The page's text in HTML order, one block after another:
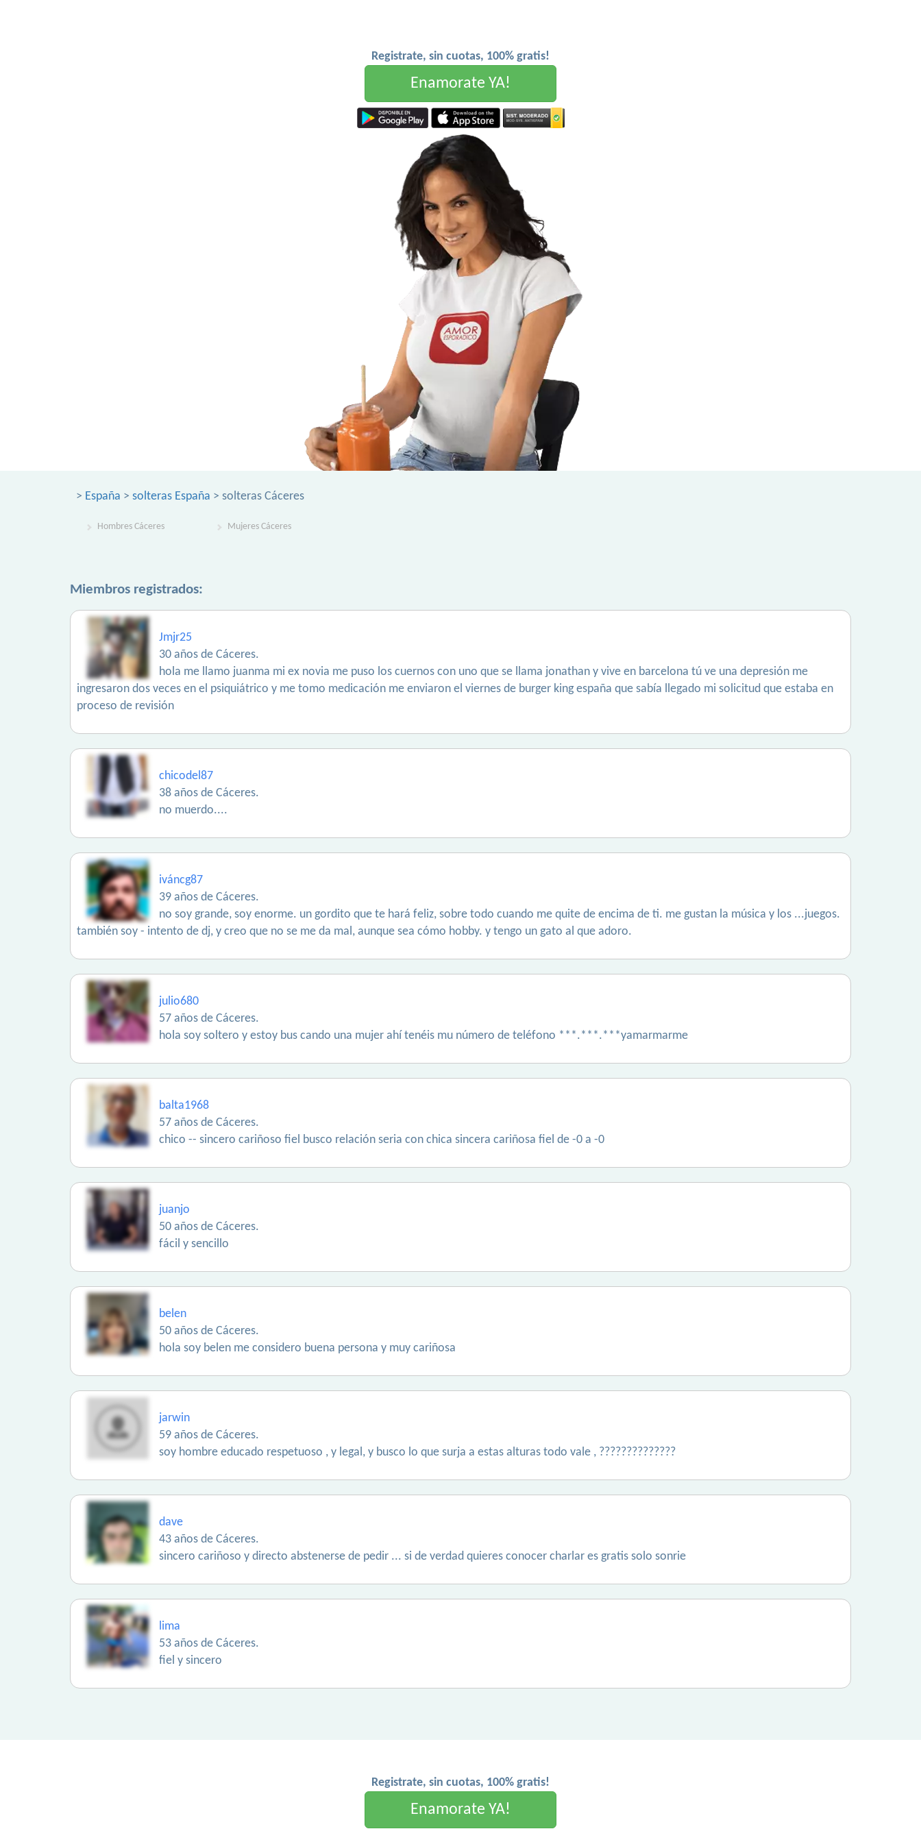
Registrate, sin cuotas, 100% gratis!
Enamorate YA!
> España > solteras España > solteras Cáceres
Hombres Cáceres Mujeres Cáceres
Miembros registrados:
Jmjr25
30 años de Cáceres.
hola me llamo juanma mi ex novia me puso los cuernos con uno que se llama jonathan y vive en barcelona tú ve una depresión me
ingresaron dos veces en el psiquiátrico y me tomo medicación me enviaron el viernes de burger king españa que sabía llegado mi solicitud que estaba en
proceso de revisión
chicodel87
38 años de Cáceres.
no muerdo....
iváncg87
39 años de Cáceres.
no soy grande, soy enorme. un gordito que te hará feliz, sobre todo cuando me quite de encima de ti. me gustan la música y los ...juegos.
también soy - intento de dj, y creo que no se me da mal, aunque sea cómo hobby. y tengo un gato al que adoro.
julio680
57 años de Cáceres.
hola soy soltero y estoy bus cando una mujer ahí tenéis mu número de teléfono ***.***.***yamarmarme
balta1968
57 años de Cáceres.
chico -- sincero cariñoso fiel busco relación seria con chica sincera cariñosa fiel de -0 a -0
juanjo
50 años de Cáceres.
fácil y sencillo
belen
50 años de Cáceres.
hola soy belen me considero buena persona y muy cariñosa
jarwin
59 años de Cáceres.
soy hombre educado respetuoso , y legal, y busco lo que surja a estas alturas todo vale , ??????????????
dave
43 años de Cáceres.
sincero cariñoso y directo abstenerse de pedir ... si de verdad quieres conocer charlar es gratis solo sonrie
lima
53 años de Cáceres.
fiel y sincero
Registrate, sin cuotas, 100% gratis!
Enamorate YA!